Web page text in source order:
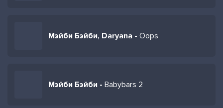
Мэйби Бэйби, Daryana - Oops
Мэйби Бэйби - Babybars 2